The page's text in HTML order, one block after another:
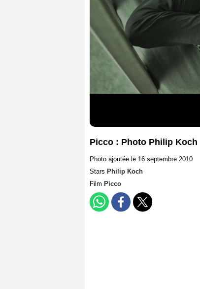
Picco : Photo Philip Koch
Photo ajoutée le 16 septembre 2010
Stars Philip Koch
Film Picco